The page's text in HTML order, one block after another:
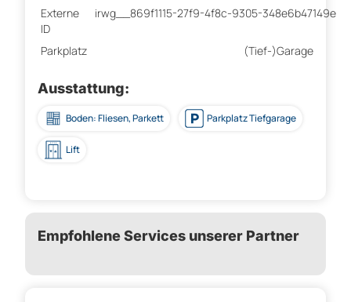
Externe
ID
irwg__869f1115-27f9-4f8c-9305-348e6b47149e
Parkplatz (Tief-)Garage
Ausstattung:
Boden: Fliesen, Parkett Parkplatz Tiefgarage
Lift
Empfohlene Services unserer Partner